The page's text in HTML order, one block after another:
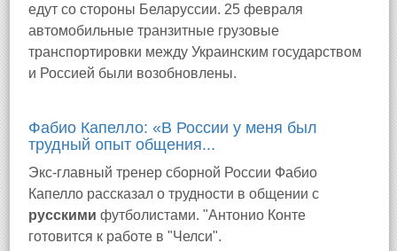
едут со стороны Беларуссии. 25 февраля
автомобильные транзитные грузовые
транспортировки между Украинским государством
и Россией были возобновлены.
Фабио Капелло: «В России у меня был
трудный опыт общения...
Экс-главный тренер сборной России Фабио
Капелло рассказал о трудности в общении с
русскими футболистами. "Антонио Конте
готовится к работе в "Челси".